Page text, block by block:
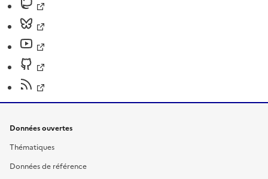
Données ouvertes
Thématiques
Données de référence